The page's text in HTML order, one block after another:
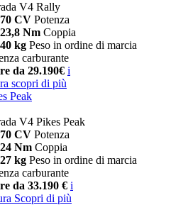
V4 Rally
CV Potenza
Nm Coppia
kg Peso in ordine di marcia
carburante
da 29.190€ i
scopri di più
Peak
V4 Pikes Peak
CV Potenza
Nm Coppia
kg Peso in ordine di marcia
carburante
da 33.190 € i
Scopri di più